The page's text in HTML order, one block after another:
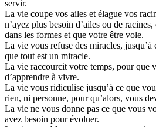
servir.
La vie coupe vos ailes et élague vos
n’ayez plus besoin d’ailes ou de
dans les formes et que votre être vole.
La vie vous refuse des miracles,
que tout est un miracle.
La vie raccourcit votre temps, pour que
d’apprendre à vivre.
La vie vous ridiculise jusqu’à ce que
rien, ni personne, pour qu’alors, vous
La vie ne vous donne pas ce que vous
avez besoin pour évoluer.